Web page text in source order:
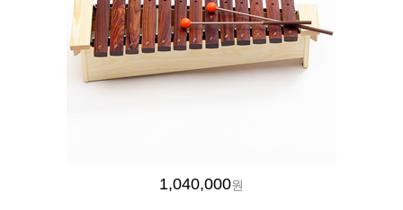
1,040,000원